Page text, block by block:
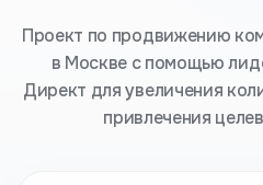
Проект по продвижению
в Москве с помощью
Директ для увеличения
привлечения